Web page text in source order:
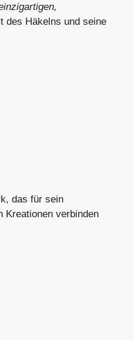
des Häkelns und seine
das für sein
Kreationen verbinden